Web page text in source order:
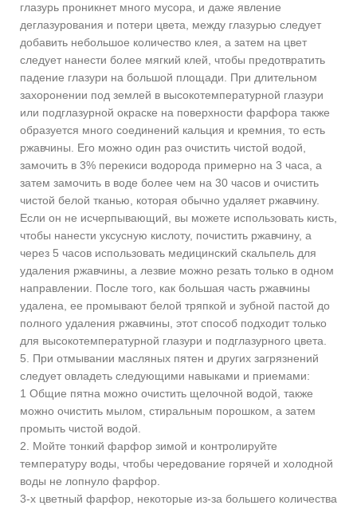
глазурь проникнет много мусора, и даже явление
деглазурования и потери цвета, между глазурью следует
добавить небольшое количество клея, а затем на цвет
следует нанести более мягкий клей, чтобы предотвратить
падение глазури на большой площади. При длительном
захоронении под землей в высокотемпературной глазури
или подглазурной окраске на поверхности фарфора также
образуется много соединений кальция и кремния, то есть
ржавчины. Его можно один раз очистить чистой водой,
замочить в 3% перекиси водорода примерно на 3 часа, а
затем замочить в воде более чем на 30 часов и очистить
чистой белой тканью, которая обычно удаляет ржавчину.
Если он не исчерпывающий, вы можете использовать кисть,
чтобы нанести уксусную кислоту, почистить ржавчину, а
через 5 часов использовать медицинский скальпель для
удаления ржавчины, а лезвие можно резать только в одном
направлении. После того, как большая часть ржавчины
удалена, ее промывают белой тряпкой и зубной пастой до
полного удаления ржавчины, этот способ подходит только
для высокотемпературной глазури и подглазурного цвета.
5. При отмывании масляных пятен и других загрязнений
следует овладеть следующими навыками и приемами:
1 Общие пятна можно очистить щелочной водой, также
можно очистить мылом, стиральным порошком, а затем
промыть чистой водой.
2. Мойте тонкий фарфор зимой и контролируйте
температуру воды, чтобы чередование горячей и холодной
воды не лопнуло фарфор.
3-х цветный фарфор, некоторые из-за большего количества